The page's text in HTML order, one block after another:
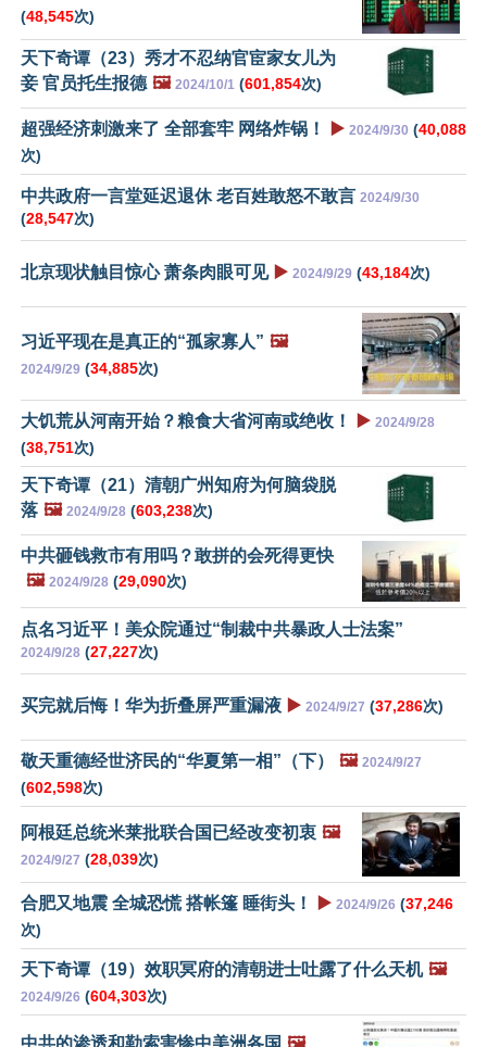
(48,545次)
天下奇谭（23）秀才不忍纳官宦家女儿为
妾 官员托生报德 🖼️ 2024/10/1 (601,854次)
超强经济刺激来了 全部套牢 网络炸锅！ ▶️ 2024/9/30 (40,088
次)
中共政府一言堂延迟退休 老百姓敢怒不敢言 2024/9/30
(28,547次)
北京现状触目惊心 萧条肉眼可见 ▶️ 2024/9/29 (43,184次)
习近平现在是真正的“孤家寡人” 🖼️
2024/9/29 (34,885次)
大饥荒从河南开始？粮食大省河南或绝收！ ▶️ 2024/9/28
(38,751次)
天下奇谭（21）清朝广州知府为何脑袋脱
落 🖼️ 2024/9/28 (603,238次)
中共砸钱救市有用吗？敢拼的会死得更快
🖼️ 2024/9/28 (29,090次)
点名习近平！美众院通过“制裁中共暴政人士法案”
2024/9/28 (27,227次)
买完就后悔！华为折叠屏严重漏液 ▶️ 2024/9/27 (37,286次)
敬天重德经世济民的“华夏第一相”（下） 🖼️ 2024/9/27
(602,598次)
阿根廷总统米莱批联合国已经改变初衷 🖼️
2024/9/27 (28,039次)
合肥又地震 全城恐慌 搭帐篷 睡街头！ ▶️ 2024/9/26 (37,246
次)
天下奇谭（19）效职冥府的清朝进士吐露了什么天机 🖼️
2024/9/26 (604,303次)
中共的渗透和勒索害惨中美洲各国 🖼️